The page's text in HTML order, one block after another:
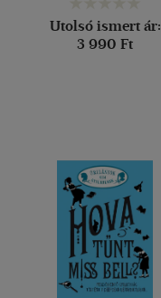
Utolsó ismert ár:
3 990 Ft